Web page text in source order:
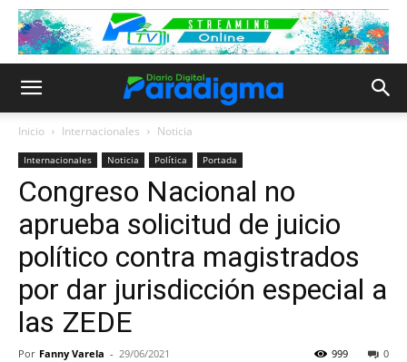
Inicio Internacionales Noticia
Internacionales Noticia Política Portada
Congreso Nacional no
aprueba solicitud de juicio
político contra magistrados
por dar jurisdicción especial a
las ZEDE
Por Fanny Varela - 29/06/2021 0
999